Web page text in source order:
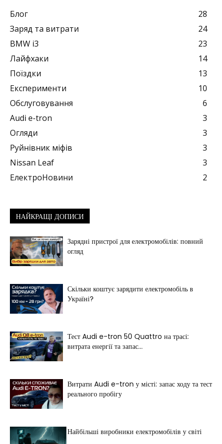
Блог
28
Заряд та витрати
24
BMW i3
23
Лайфхаки
14
Поїздки
13
Експерименти
10
Обслуговування
6
Audi e-tron
3
Огляди
3
Руйнівник міфів
3
Nissan Leaf
3
ЕлектроНовини
2
НАЙКРАЩІ ДОПИСИ
Зарядні пристрої для електромобілів: повний
огляд
Скільки коштує зарядити електромобіль в
Україні?
Тест Audi e-tron 50 Quattro на трасі:
витрата енергії та запас...
Витрати Audi e-tron у місті: запас ходу та тест
реального пробігу
Найбільші виробники електромобілів у світі